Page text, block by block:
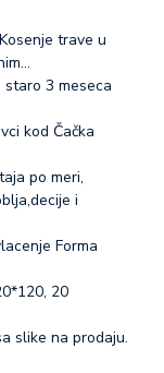
Kosenje trave u
3 meseca
kod Čačka
po meri,
i
Forma
20
slike na prodaju.